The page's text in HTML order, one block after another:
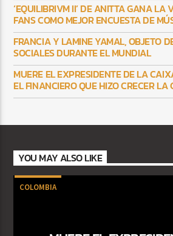
‘EQUILIBRIVM II’ DE ANITTA GANA LA
FANS COMO MEJOR ENCUESTA DE
FRANCIA Y LAMINE YAMAL, OBJETO
SOCIALES DURANTE EL MUNDIAL
MUERE EL EXPRESIDENTE DE LA
EL FINANCIERO QUE HIZO CRECER LA
YOU MAY ALSO LIKE
COLOMBIA